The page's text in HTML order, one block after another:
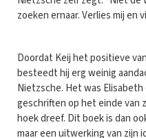
zoeken ernaar. Verlies mij en
Doordat Keij het positieve
besteedt hij erg weinig
Nietzsche. Het was
geschriften op het einde van
hoek dreef. Dit boek is dan
maar een uitwerking van zijn